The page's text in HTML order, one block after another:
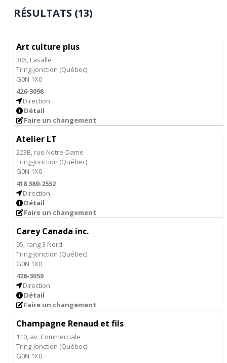
RÉSULTATS (13)
Art culture plus
305, Lasalle
Tring-Jonction (Québec)
G0N 1X0
426-3098
Direction
Détail
Faire un changement
Atelier LT
223B, rue Notre-Dame
Tring-Jonction (Québec)
G0N 1X0
418 389-2552
Direction
Détail
Faire un changement
Carey Canada inc.
95, rang 3 Nord
Tring-Jonction (Québec)
G0N 1X0
426-3050
Direction
Détail
Faire un changement
Champagne Renaud et fils
110, av. Commerciale
Tring-Jonction (Québec)
G0N 1X0